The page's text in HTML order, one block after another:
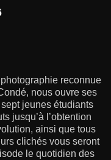
reconnue
nous ouvre ses
jeunes étudiants
jusqu’à l’obtention
ainsi que tous
clichés vous seront
le quotidien des